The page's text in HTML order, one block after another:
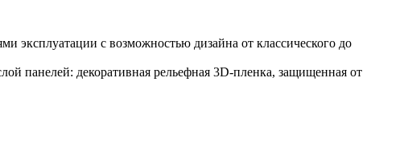
эксплуатации с возможностью дизайна от классического до
декоративная рельефная 3D-пленка, защищенная от